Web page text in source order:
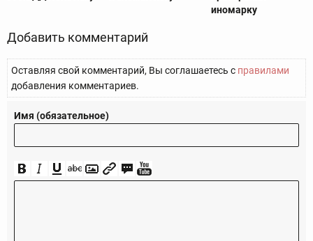
иномарку
Добавить комментарий
Оставляя свой комментарий, Вы соглашаетесь с правилами
добавления комментариев.
Имя (обязательное)